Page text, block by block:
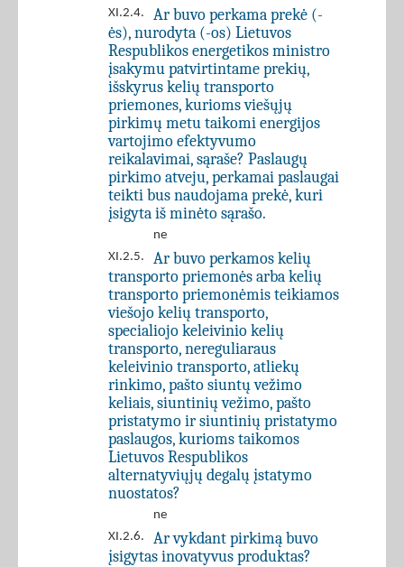
XI.2.4.
Ar buvo perkama prekė (-
ės), nurodyta (-os) Lietuvos
Respublikos energetikos ministro
įsakymu patvirtintame prekių,
išskyrus kelių transporto
priemones, kurioms viešųjų
pirkimų metu taikomi energijos
vartojimo efektyvumo
reikalavimai, sąraše? Paslaugų
pirkimo atveju, perkamai paslaugai
teikti bus naudojama prekė, kuri
įsigyta iš minėto sąrašo.
ne
XI.2.5.
Ar buvo perkamos kelių
transporto priemonės arba kelių
transporto priemonėmis teikiamos
viešojo kelių transporto,
specialiojo keleivinio kelių
transporto, nereguliaraus
keleivinio transporto, atliekų
rinkimo, pašto siuntų vežimo
keliais, siuntinių vežimo, pašto
pristatymo ir siuntinių pristatymo
paslaugos, kurioms taikomos
Lietuvos Respublikos
alternatyviųjų degalų įstatymo
nuostatos?
ne
XI.2.6.
Ar vykdant pirkimą buvo
įsigytas inovatyvus produktas?